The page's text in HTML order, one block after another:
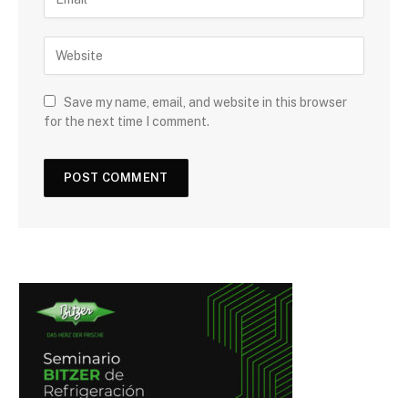
Save my name, email, and website in this browser
for the next time I comment.